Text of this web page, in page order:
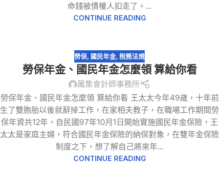
命錢被債權人扣走了。...
CONTINUE READING
勞保 國民年金 稅務法規
勞保年金、國民年金怎麼領 算給你看
萬集會計師事務所
勞保年金、國民年金怎麼領 算給你看 王太太今年49歲，十年前
生了雙胞胎以後就辭掉工作，在家相夫教子，在職場工作期間勞
保年資共12年，自民國97年10月1日開始實施國民年金保險，王
太太是家庭主婦，符合國民年金保險的納保對象，在雙年金保險
制度之下，想了解自己將來年...
CONTINUE READING